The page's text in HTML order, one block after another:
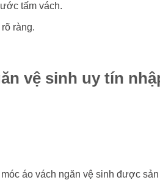
tấm vách.
ràng.
vệ sinh uy tín
áo vách ngăn vệ sinh được